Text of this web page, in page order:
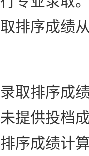
排序成绩
排序成绩
提供投档
序成绩计